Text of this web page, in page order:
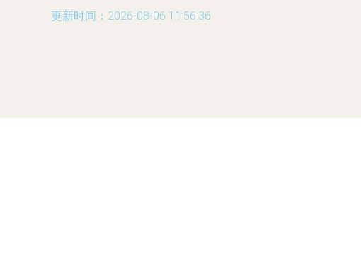
更新时间：2026-08-06 11:56:36